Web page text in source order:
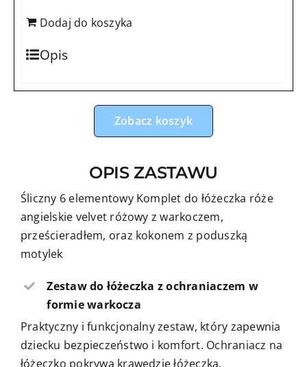
Dodaj do koszyka
Opis
Zobacz koszyk
OPIS ZASTAWU
Śliczny 6 elementowy Komplet do łóżeczka róże
angielskie velvet różowy z warkoczem,
prześcieradłem, oraz kokonem z poduszką
motylek
Zestaw do łóżeczka z ochraniaczem w
formie warkocza
Praktyczny i funkcjonalny zestaw, który zapewnia
dziecku bezpieczeństwo i komfort. Ochraniacz na
łóżeczko pokrywa krawędzie łóżeczka,